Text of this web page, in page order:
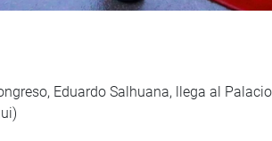
Eduardo Salhuana, llega al